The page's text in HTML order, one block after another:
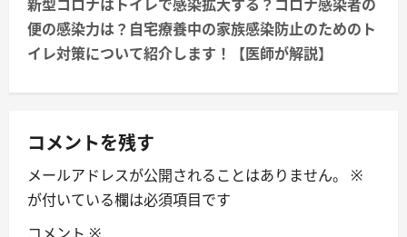
n
a
v
i
g
a
便の感染力は？自宅療養中の家族感染防止のためのト
イレ対策について紹介します！【医師が解説】
コメントを残す
メールアドレスが公開されることはありません。
※
が付いている欄は必須項目です